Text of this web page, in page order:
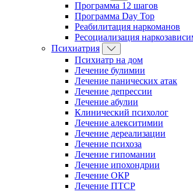
Программа 12 шагов
Программа Day Top
Реабилитация наркоманов
Ресоциализация
Психиатрия
Психиатр на дом
Лечение булимии
Лечение панических атак
Лечение депрессии
Лечение абулии
Клинический психолог
Лечение алекситимии
Лечение дереализации
Лечение психоза
Лечение гипомании
Лечение ипохондрии
Лечение ОКР
Лечение ПТСР